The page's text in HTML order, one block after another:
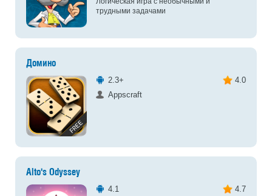
трудными задачами
Домино
2.3+
4.0
Appscraft
Alto's Odyssey
4.1
4.7